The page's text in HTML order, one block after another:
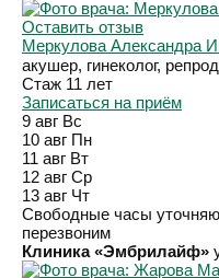
Оставить отзыв
Меркулова Александра
акушер, гинеколог,
Стаж 11 лет
Записаться на приём
9 авг Вс
10 авг Пн
11 авг Вт
12 авг Ср
13 авг Чт
Свободные часы
перезвоним
Клиника «Эмбрилайф»